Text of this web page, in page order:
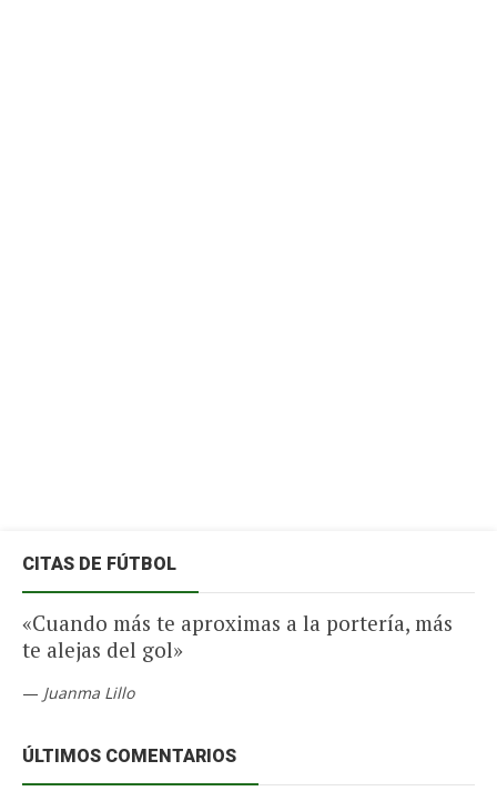
CITAS DE FÚTBOL
«Cuando más te aproximas a la portería, más
te alejas del gol»
— Juanma Lillo
ÚLTIMOS COMENTARIOS